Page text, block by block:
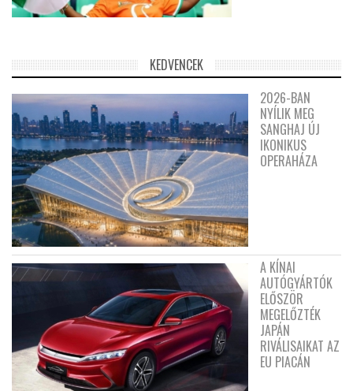
KEDVENCEK
2026-BAN
NYÍLIK MEG
SANGHAJ ÚJ
IKONIKUS
OPERAHÁZA
A KÍNAI
AUTÓGYÁRTÓK
ELŐSZÖR
MEGELŐZTÉK
JAPÁN
RIVÁLISAIKAT AZ
EU PIACÁN